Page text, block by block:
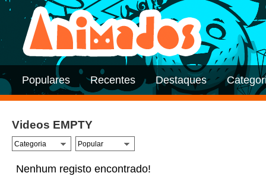
Populares Recentes Destaques
Videos EMPTY
Nenhum registo encontrado!